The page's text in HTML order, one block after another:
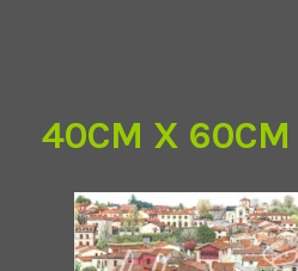
40CM X